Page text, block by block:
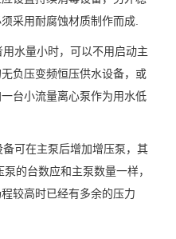
采用耐腐蚀材质制作而成.
水量小时，可以不用启动主
负压变频恒压供水设备，或
台小流量离心泵作为用水低
可在主泵后增加增压泵，其
的台数应和主泵数量一样，
较高时已经有多余的压力